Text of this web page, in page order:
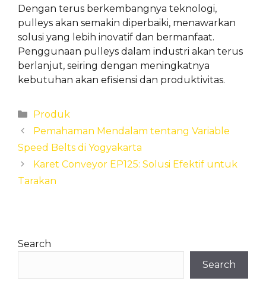
Dengan terus berkembangnya teknologi,
pulleys akan semakin diperbaiki, menawarkan
solusi yang lebih inovatif dan bermanfaat.
Penggunaan pulleys dalam industri akan terus
berlanjut, seiring dengan meningkatnya
kebutuhan akan efisiensi dan produktivitas.
Categories
Produk
Pemahaman Mendalam tentang Variable
Speed Belts di Yogyakarta
Karet Conveyor EP125: Solusi Efektif untuk
Tarakan
Search
Search